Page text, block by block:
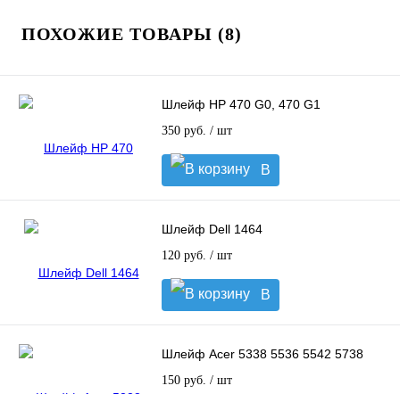
ПОХОЖИЕ ТОВАРЫ (8)
Шлейф HP 470 G0, 470 G1
350 руб. / шт
В
корзину
Шлейф Dell 1464
120 руб. / шт
В
корзину
Шлейф Acer 5338 5536 5542 5738
150 руб. / шт